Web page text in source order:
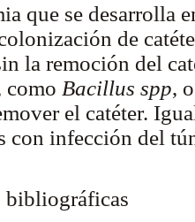
que se desarrolla
de
la remoción del
como Bacillus spp,
el catéter.
con infección del
bibliográficas